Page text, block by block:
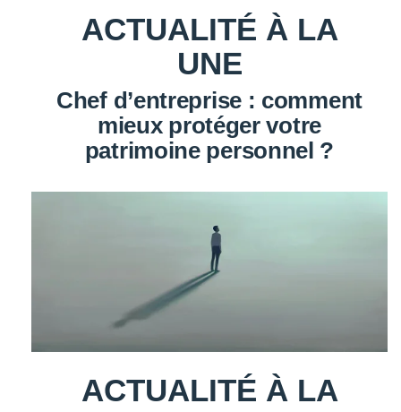
ACTUALITÉ À LA
UNE
Chef d’entreprise : comment
mieux protéger votre
patrimoine personnel ?
ACTUALITÉ À LA